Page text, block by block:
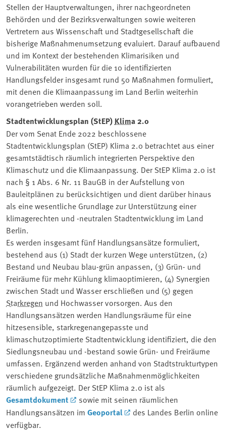
Stellen der Hauptverwaltungen, ihrer nachgeordneten
Behörden und der Bezirksverwaltungen sowie weiteren
Vertretern aus Wissenschaft und Stadtgesellschaft die
bisherige Maßnahmenumsetzung evaluiert. Darauf aufbauend
und im Kontext der bestehenden Klimarisiken und
Vulnerabilitäten wurden für die 10 identifizierten
Handlungsfelder insgesamt rund 50 Maßnahmen formuliert,
mit denen die Klimaanpassung im Land Berlin weiterhin
vorangetrieben werden soll.
Stadtentwicklungsplan (StEP) Klima 2.0
Der vom Senat Ende 2022 beschlossene
Stadtentwicklungsplan (StEP) Klima 2.0 betrachtet aus einer
gesamtstädtisch räumlich integrierten Perspektive den
Klimaschutz und die Klimaanpassung. Der StEP Klima 2.0 ist
nach § 1 Abs. 6 Nr. 11 BauGB in der Aufstellung von
Bauleitplänen zu berücksichtigen und dient darüber hinaus
als eine wesentliche Grundlage zur Unterstützung einer
klimagerechten und -neutralen Stadtentwicklung im Land
Berlin.
Es werden insgesamt fünf Handlungsansätze formuliert,
bestehend aus (1) Stadt der kurzen Wege unterstützen, (2)
Bestand und Neubau blau-grün anpassen, (3) Grün- und
Freiräume für mehr Kühlung klimaoptimieren, (4) Synergien
zwischen Stadt und Wasser erschließen und (5) gegen
Starkregen und Hochwasser vorsorgen. Aus den
Handlungsansätzen werden Handlungsräume für eine
hitzesensible, starkregenangepasste und
klimaschutzoptimierte Stadtentwicklung identifiziert, die den
Siedlungsneubau und -bestand sowie Grün- und Freiräume
umfassen. Ergänzend werden anhand von Stadtstrukturtypen
verschiedene grundsätzliche Maßnahmenmöglichkeiten
räumlich aufgezeigt. Der StEP Klima 2.0 ist als
Gesamtdokument
sowie mit seinen räumlichen
Handlungsansätzen im Geoportal
des Landes Berlin online
verfügbar.